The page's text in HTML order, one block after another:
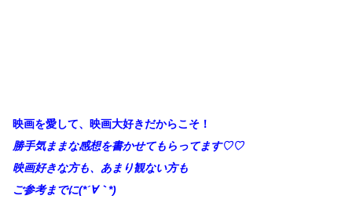
映画を愛して、映画大好きだからこそ！
勝手気ままな感想を書かせてもらってます♡♡
映画好きな方も、あまり観ない方も
ご参考までに(*´∀｀*)